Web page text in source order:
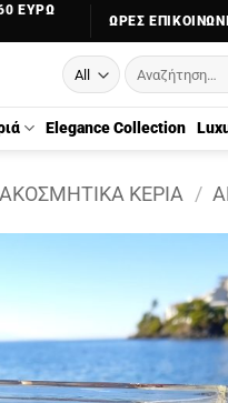
ΕΥΡΩ
ΏΡΕΣ
Αναζήτηση
για:
Elegance Collection
ΚΕΡΙΆ /